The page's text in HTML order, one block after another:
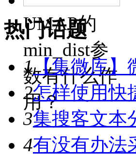
UMAP的
min_dist参
数有什么作
用？
热门话题
1【集微库】
2怎样使用快
3集搜客文本
4有没有办法